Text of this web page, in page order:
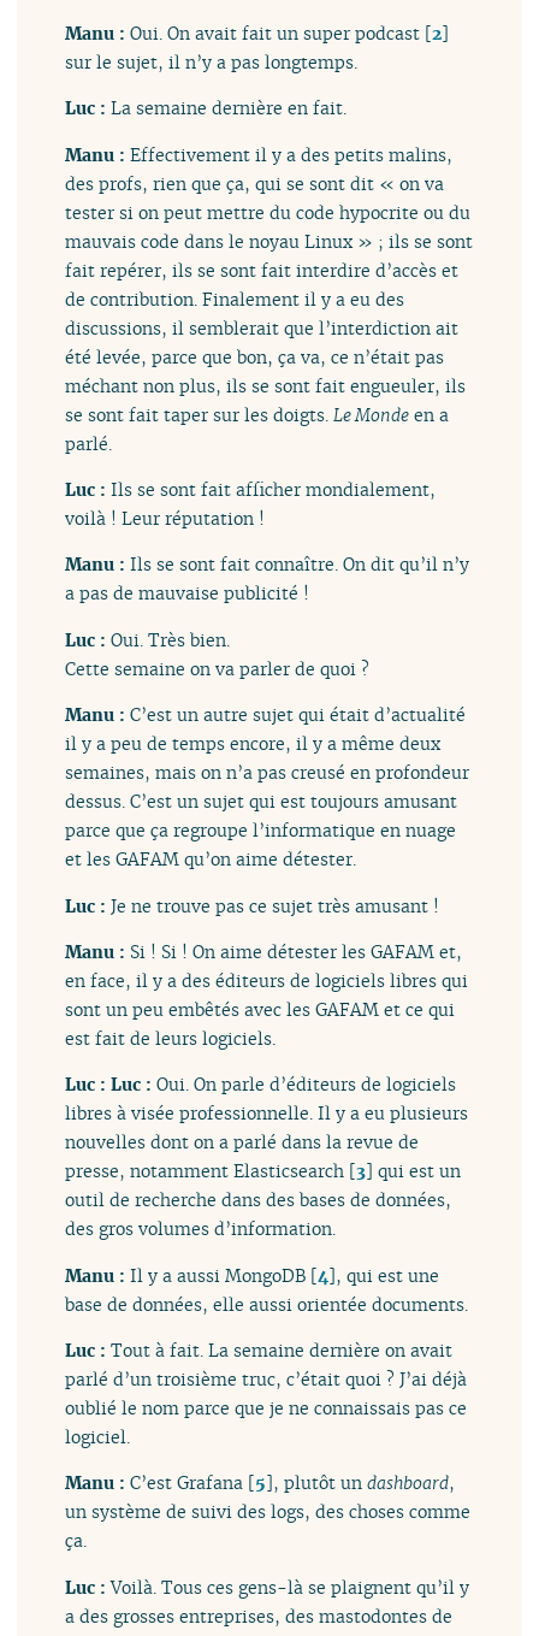
Manu :Oui. On avait fait un super podcast [2]
sur le sujet, il n’y a pas longtemps.
Luc :La semaine dernière en fait.
Manu :Effectivement il y a des petits malins,
des profs, rien que ça, qui se sont dit « on va
tester si on peut mettre du code hypocrite ou du
mauvais code dans le noyau Linux » ; ils se sont
fait repérer, ils se sont fait interdire d’accès et
de contribution. Finalement il y a eu des
discussions, il semblerait que l’interdiction ait
été levée, parce que bon, ça va, ce n’était pas
méchant non plus, ils se sont fait engueuler, ils
se sont fait taper sur les doigts. Le Monde en a
parlé.
Luc :Ils se sont fait afficher mondialement,
voilà ! Leur réputation !
Manu :Ils se sont fait connaître. On dit qu’il n’y
a pas de mauvaise publicité !
Luc :Oui. Très bien.
Cette semaine on va parler de quoi ?
Manu :C’est un autre sujet qui était d’actualité
il y a peu de temps encore, il y a même deux
semaines, mais on n’a pas creusé en profondeur
dessus. C’est un sujet qui est toujours amusant
parce que ça regroupe l’informatique en nuage
et les GAFAM qu’on aime détester.
Luc :Je ne trouve pas ce sujet très amusant !
Manu : Si ! Si ! On aime détester les GAFAM et,
en face, il y a des éditeurs de logiciels libres qui
sont un peu embêtés avec les GAFAM et ce qui
est fait de leurs logiciels.
Luc :Luc :Oui. On parle d’éditeurs de logiciels
libres à visée professionnelle. Il y a eu plusieurs
nouvelles dont on a parlé dans la revue de
presse, notamment Elasticsearch [3] qui est un
outil de recherche dans des bases de données,
des gros volumes d’information.
Manu :Il y a aussi MongoDB [4], qui est une
base de données, elle aussi orientée documents.
Luc :Tout à fait. La semaine dernière on avait
parlé d’un troisième truc, c’était quoi ? J’ai déjà
oublié le nom parce que je ne connaissais pas ce
logiciel.
Manu :C’est Grafana [5], plutôt undashboard,
un système de suivi des logs, des choses comme
ça.
Luc :Voilà. Tous ces gens-là se plaignent qu’il y
a des grosses entreprises, des mastodontes de